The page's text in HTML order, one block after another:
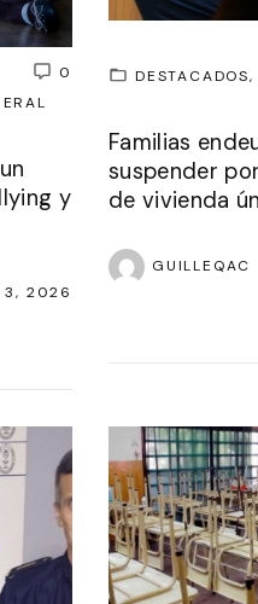
0
y
3, 2026
DESTACADOS
Familias
suspender
de vivienda
GUILLEQAC